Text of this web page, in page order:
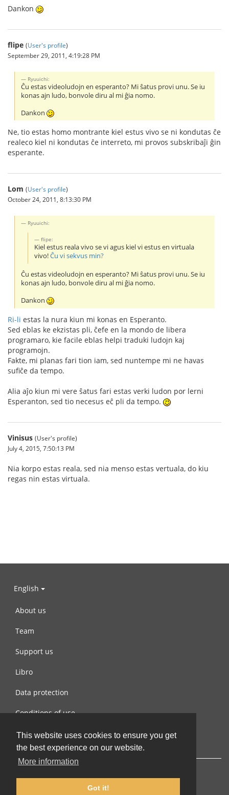
This website uses cookies to ensure you get
the best experience on our website.
More information
Got it!
Dankon
flipe (User's profile)
September 29, 2011, 4:19:28 PM
Ryuuichi:
Ĉu estas videoludojn en esperanto? Mi ŝatus provi unu. Se iu
konas ajn ludo, bonvole diru al mi ĝia nomo.
Dankon
Ne, tio estas homo montrante kiel estus vivo se ni kondutas ĉe
realeco kiel ni kondutas ĉe interreto, mi provos subskribaĵi ĝin
esperante.
Lom (User's profile)
October 24, 2011, 8:13:30 PM
Ryuuichi:
flipe:
Kiel estus reala vivo se vi agus kiel vi estus en virtuala
vivo!Ĉu vi sekvus min?
Ĉu estas videoludojn en esperanto? Mi ŝatus provi unu. Se iu
konas ajn ludo, bonvole diru al mi ĝia nomo.
Dankon
Ri-li estas la nura kiun mi konas en Esperanto.
Sed eblas ke ekzistas pli, ĉefe en la mondo de libera
programaro, kie facile eblas helpi traduki ludojn kaj
programojn.
Fakte, mi planas fari tion iam, sed nuntempe mi ne havas
sufiĉe da tempo.
Alia aĵo kiun mi vere ŝatus fari estas verki ludon por lerni
Esperanton, sed tio necesus eĉ pli da tempo.
Vinisus (User's profile)
July 4, 2015, 7:50:13 PM
Nia korpo estas reala, sed nia menso estas vertuala, do kiu
regas nin estas virtuala.
English
About us
Team
Support us
Libro
Data protection
Conditions of use
Contact us